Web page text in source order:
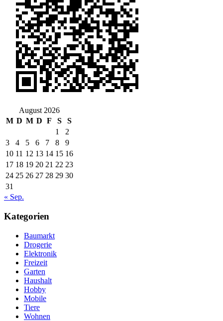
August 2026
M D M D F S
S
1
2
3
4 5 6 7 8
9
10 11 12 13 14 15 16
17 18 19 20 21 22 23
24 25 26 27 28 29 30
31
« Sep.
Kategorien
Baumarkt
Drogerie
Elektronik
Freizeit
Garten
Haushalt
Hobby
Mobile
Tiere
Wohnen